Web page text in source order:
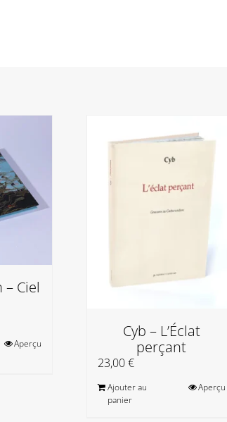
– Ciel
Aperçu
Cyb – L’Éclat
perçant
23,00€
Ajouter au
panier
Aperçu